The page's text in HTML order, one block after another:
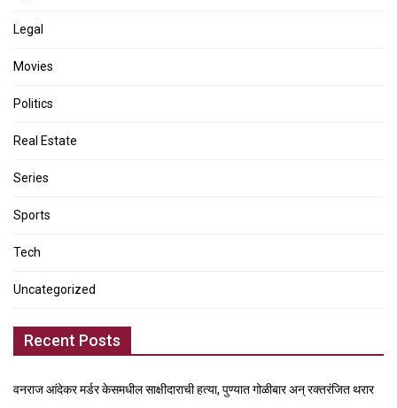
Legal
Movies
Politics
Real Estate
Series
Sports
Tech
Uncategorized
Recent Posts
वनराज आंदेकर मर्डर केसमधील साक्षीदाराची हत्या, पुण्यात गोळीबार अन् रक्तरंजित थरार